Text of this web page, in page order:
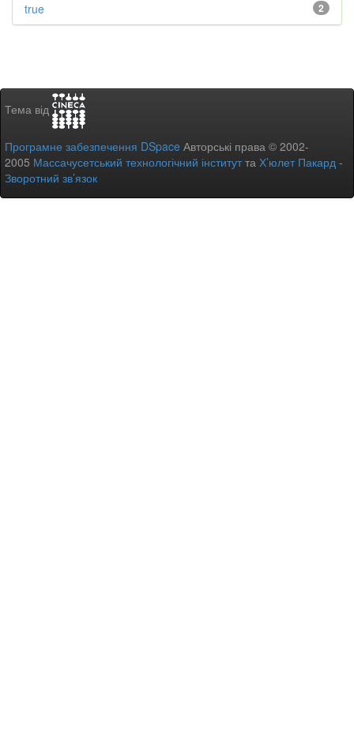
2
true
Тема від
Програмне забезпечення DSpace Авторські права © 2002-
2005 Массачусетський технологічний інститутта Х’юлет Пакард -
Зворотний зв’язок